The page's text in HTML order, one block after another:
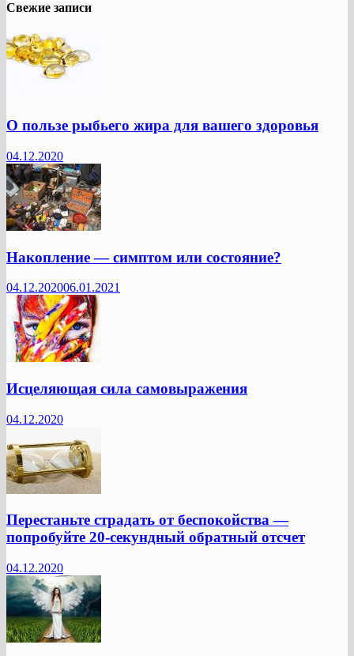
Свежие записи
О пользе рыбьего жира для вашего здоровья
04.12.2020
Накопление — симптом или состояние?
04.12.202006.01.2021
Исцеляющая сила самовыражения
04.12.2020
Перестаньте страдать от беспокойства —
попробуйте 20-секундный обратный отсчет
04.12.2020